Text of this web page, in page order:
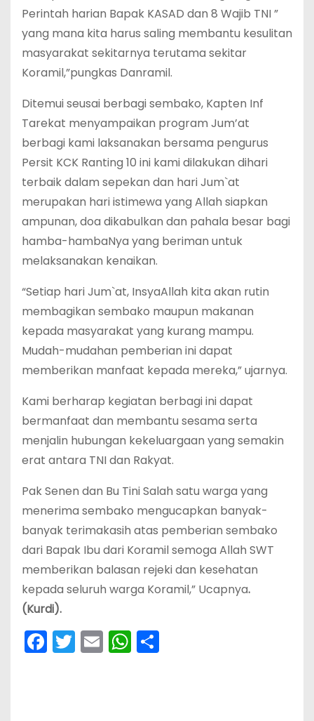
Perintah harian Bapak KASAD dan 8 Wajib TNI ”
yang mana kita harus saling membantu kesulitan
masyarakat sekitarnya terutama sekitar
Koramil,”pungkas Danramil.
Ditemui seusai berbagi sembako, Kapten Inf
Tarekat menyampaikan program Jum’at
berbagi kami laksanakan bersama pengurus
Persit KCK Ranting 10 ini kami dilakukan dihari
terbaik dalam sepekan dan hari Jum`at
merupakan hari istimewa yang Allah siapkan
ampunan, doa dikabulkan dan pahala besar bagi
hamba-hambaNya yang beriman untuk
melaksanakan kenaikan.
“Setiap hari Jum`at, InsyaAllah kita akan rutin
membagikan sembako maupun makanan
kepada masyarakat yang kurang mampu.
Mudah-mudahan pemberian ini dapat
memberikan manfaat kepada mereka,” ujarnya.
Kami berharap kegiatan berbagi ini dapat
bermanfaat dan membantu sesama serta
menjalin hubungan kekeluargaan yang semakin
erat antara TNI dan Rakyat.
Pak Senen dan Bu Tini Salah satu warga yang
menerima sembako mengucapkan banyak-
banyak terimakasih atas pemberian sembako
dari Bapak Ibu dari Koramil semoga Allah SWT
memberikan balasan rejeki dan kesehatan
kepada seluruh warga Koramil,” Ucapnya.
(Kurdi).
F
a
T
w
E
m
W
h